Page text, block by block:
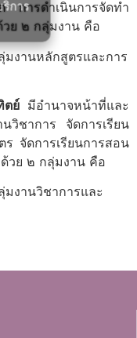
การ
การดำเนินการจัดทำ
ย ๒ กลุ่มงาน คือ
หลักสูตรและการ
ตย์ มีอำนาจหน้าที่และ
วิชาการ จัดการเรียน
จัดการเรียนการสอน
วย ๒ กลุ่มงาน คือ
วิชาการและ